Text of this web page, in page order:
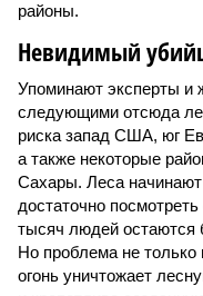
районы.
Невидимый
Упоминают эксперты и
следующими отсюда
риска запад США, юг
а также некоторые
Сахары. Леса
достаточно
тысяч людей остаются
Но проблема не
огонь уничтожает